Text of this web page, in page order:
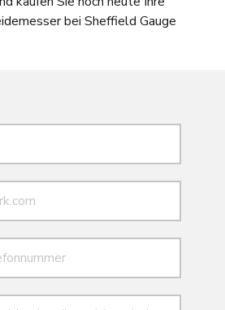
bei Sheffield Gauge